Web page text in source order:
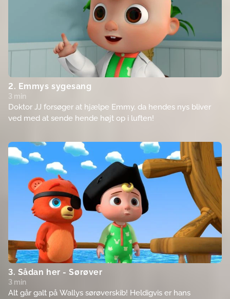
2. Emmys sygesang
3 min
Doktor JJ forsøger at hjælpe Emmy, da hendes nys bliver
ved med at sende hende højt op i luften!
3. Sådan her - Sørøver
3 min
Alt går galt på Wallys sørøverskib! Heldigvis er hans